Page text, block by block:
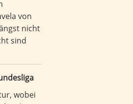
von
nicht
sind
wobei